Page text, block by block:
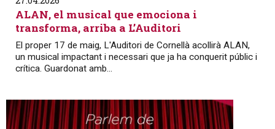
ALAN, el musical que emociona i
transforma, arriba a L’Auditori
El proper 17 de maig, L'Auditori de Cornellà acollirà ALAN,
un musical impactant i necessari que ja ha conquerit públic i
crítica. Guardonat amb...